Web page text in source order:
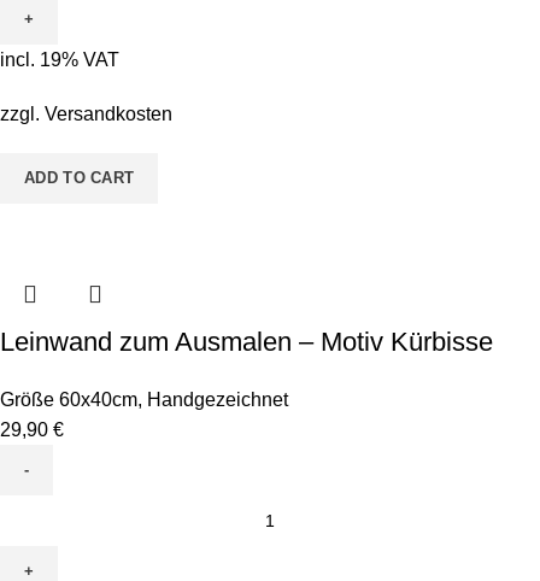
Ausmalen
-
Kastanienmännchen
incl. 19% VAT
zzgl. Versandkosten
ADD TO CART
Leinwand zum Ausmalen – Motiv Kürbisse
Größe 60x40cm, Handgezeichnet
29,90 €
Ausmalen